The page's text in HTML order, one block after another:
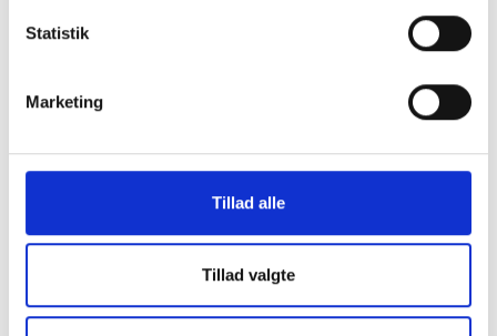
Statistik
Marketing
Tillad alle
Tillad valgte
Viden
Temadag om fjernvarme
Temadag om indeklima